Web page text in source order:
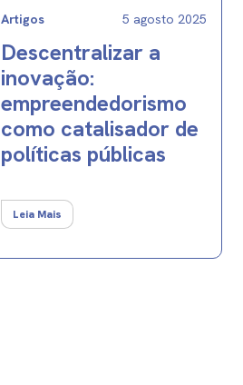
Artigos 5 agosto 2025
Descentralizar a
inovação:
empreendedorismo
como catalisador de
políticas públicas
Leia Mais